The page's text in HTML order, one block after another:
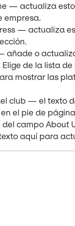
— actualiza
empresa.
— actualiza
añade o
de la lista de
mostrar las
club — el texto
el pie de
campo About
aquí para